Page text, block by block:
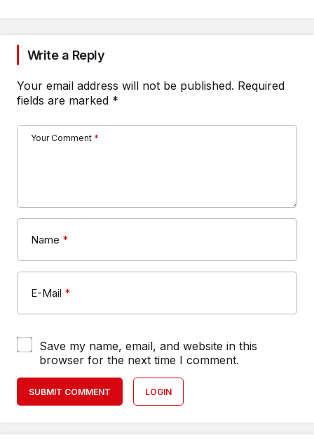
Write a Reply
Your email address will not be published. Required
fields are marked *
Your Comment *
Name *
E-Mail *
Save my name, email, and website in this
browser for the next time I comment.
SUBMIT COMMENT LOGIN